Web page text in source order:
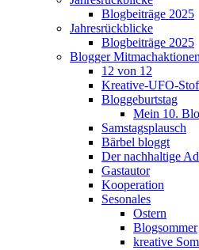
Blogbeiträge 2025
Jahresrückblicke
Blogbeiträge 2025
Blogger Mitmachaktionen
12 von 12
Kreative-UFO-
Bloggeburtstag
Mein 10.
Samstagsplausch
Bärbel bloggt
Der nachhaltige
Gastautor
Kooperation
Sesonales
Ostern
Blogsommer
kreative